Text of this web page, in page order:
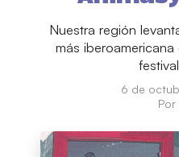
Nuestra región
más
6 de
Por